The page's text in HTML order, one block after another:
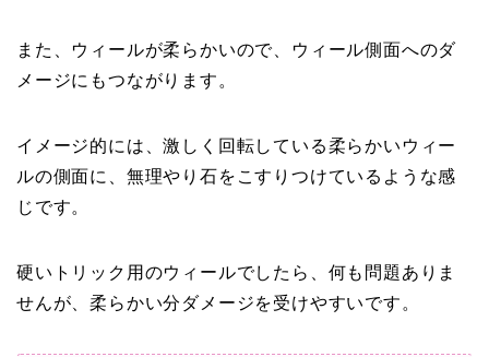
また、ウィールが柔らかいので、ウィール側面へのダ
メージにもつながります。
イメージ的には、激しく回転している柔らかいウィー
ルの側面に、無理やり石をこすりつけているような感
じです。
硬いトリック用のウィールでしたら、何も問題ありま
せんが、柔らかい分ダメージを受けやすいです。